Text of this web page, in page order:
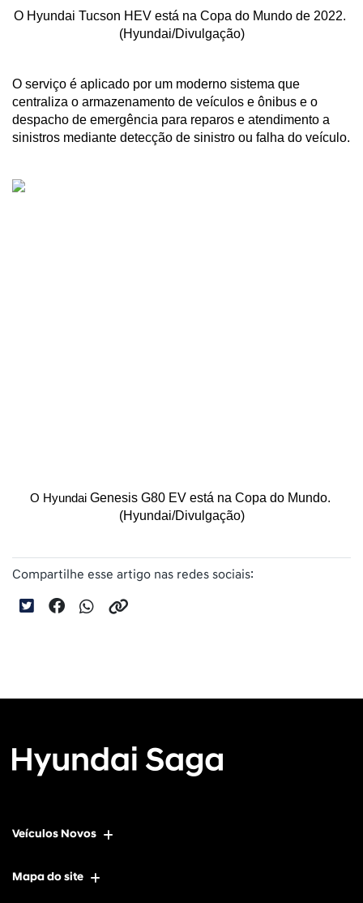
O Hyundai Tucson HEV está na Copa do Mundo de 2022.
(Hyundai/Divulgação)
O serviço é aplicado por um moderno sistema que
centraliza o armazenamento de veículos e ônibus e o
despacho de emergência para reparos e atendimento a
sinistros mediante detecção de sinistro ou falha do veículo.
O Hyundai Genesis G80 EV está na Copa do Mundo.
(Hyundai/Divulgação)
Compartilhe esse artigo nas redes sociais:
Veículos Novos
Mapa do site